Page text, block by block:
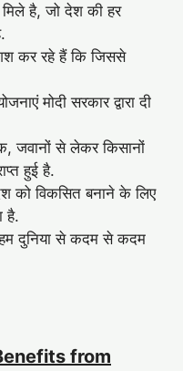
है, जो देश की हर
कर रहे हैं कि जिससे
मोदी सरकार द्वारा दी
जवानों से लेकर किसानों
हुई है.
को विकसित बनाने के लिए
है.
दुनिया से कदम से कदम
from